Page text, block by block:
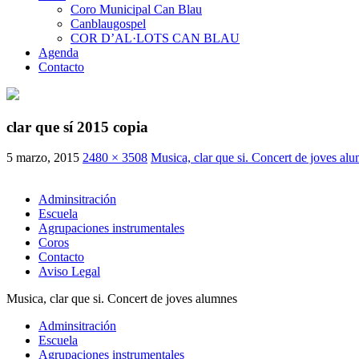
Coro Municipal Can Blau
Canblaugospel
COR D’AL·LOTS CAN BLAU
Agenda
Contacto
clar que sí 2015 copia
5 marzo, 2015 2480 × 3508 Musica, clar que si. Concert de joves
Adminsitración
Escuela
Agrupaciones instrumentales
Coros
Contacto
Aviso Legal
Musica, clar que si. Concert de joves alumnes
Adminsitración
Escuela
Agrupaciones instrumentales